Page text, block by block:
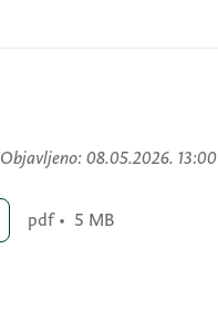
Objavljeno: 08.05.2026. 13:00
pdf • 5 MB